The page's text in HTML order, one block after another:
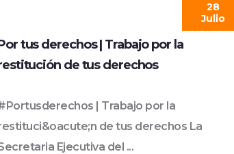
28
Julio
tus derechos | Trabajo por la
de tus derechos
| Trabajo por la
de tus derechos La
Ejecutiva del ...